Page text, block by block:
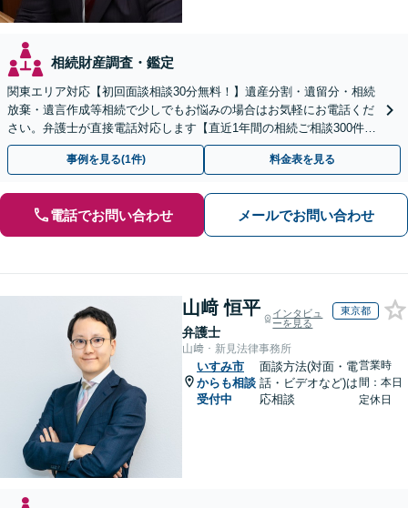
相続財産調査・鑑定
関東エリア対応【初回面談相談30分無料！】遺産分割・遺留分・相続
放棄・遺言作成等相続で少しでもお悩みの場合はお気軽にお電話くだ
さい。弁護士が直接電話対応します【直近1年間の相続ご相談300件以
上！＆相続の著書・セミナー多数】弁護士複数所属
事例を見る(1件) 料金表を見る
電話でお問い合わせ メールでお問い合わせ
山﨑 恒平
弁護士
インタビュ
ーを見る
東京都
山﨑・新見法律事務所
いすみ市
からも相談
受付中
面談方法(対面・電
話・ビデオなど)は
応相談
営業時
間：本日
定休日